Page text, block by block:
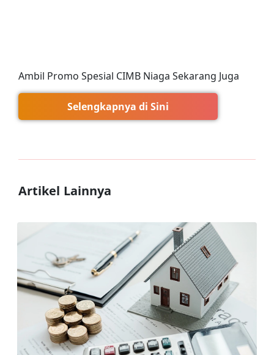
Ambil Promo Spesial CIMB Niaga Sekarang Juga
Selengkapnya di Sini
Artikel Lainnya